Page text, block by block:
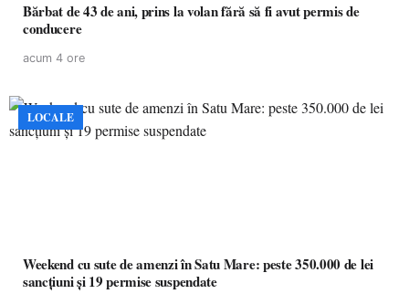
Bărbat de 43 de ani, prins la volan fără să fi avut permis de
conducere
acum 4 ore
LOCALE
Weekend cu sute de amenzi în Satu Mare: peste 350.000 de lei
sancțiuni și 19 permise suspendate